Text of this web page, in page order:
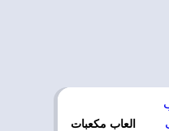
العاب مكعبات